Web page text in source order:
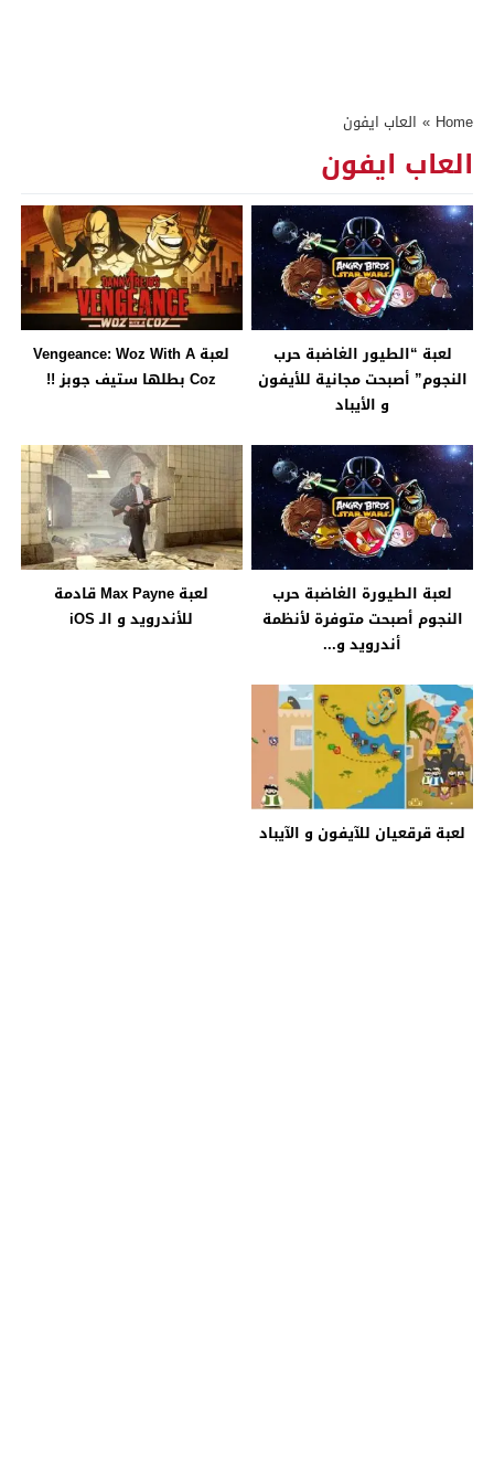
Home
» العاب ايفون
العاب ايفون
لعبة “الطيور الغاضبة حرب
النجوم” أصبحت مجانية للأيفون
و الأيباد
لعبة Vengeance: Woz With A
Coz بطلها ستيف جوبز !!
لعبة الطيورة الغاضبة حرب
النجوم أصبحت متوفرة لأنظمة
أندرويد و...
لعبة Max Payne قادمة
للأندرويد و الـ iOS
لعبة قرقعيان للآيفون و الآيباد